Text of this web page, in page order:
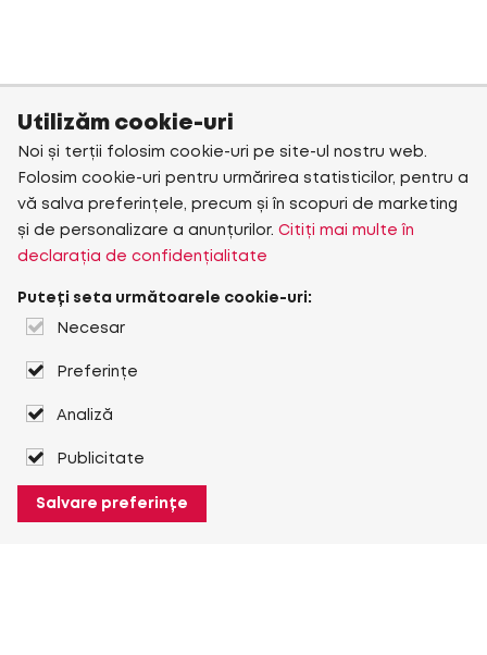
Utilizăm cookie-uri
Noi și terții folosim cookie-uri pe site-ul nostru web.
Folosim cookie-uri pentru urmărirea statisticilor, pentru a
vă salva preferințele, precum și în scopuri de marketing
și de personalizare a anunțurilor. Citiți mai multe în
declarația de confidențialitate
Puteți seta următoarele cookie-uri:
Necesar
Preferințe
Analiză
Publicitate
Salvare preferințe